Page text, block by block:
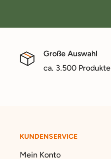
Große Auswahl
ca. 3.500 Produkte
KUNDENSERVICE
Mein Konto